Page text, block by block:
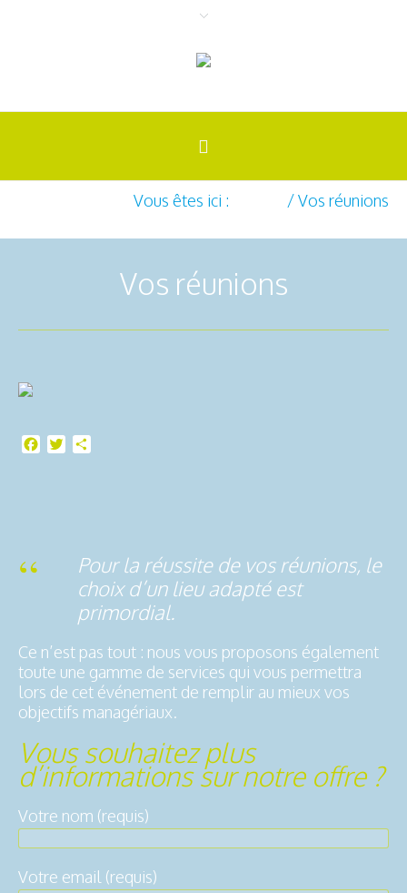
Vous êtes ici : /Vos réunions
Vos réunions
Facebook
Twitter
Pour la réussite de vos réunions, le
choix d’un lieu adapté est
primordial.
Ce n’est pas tout : nous vous proposons également
toute une gamme de services qui vous permettra
lors de cet événement de remplir au mieux vos
objectifs managériaux.
Vous souhaitez plus
d’informations sur notre offre ?
Votre nom (requis)
Votre email (requis)